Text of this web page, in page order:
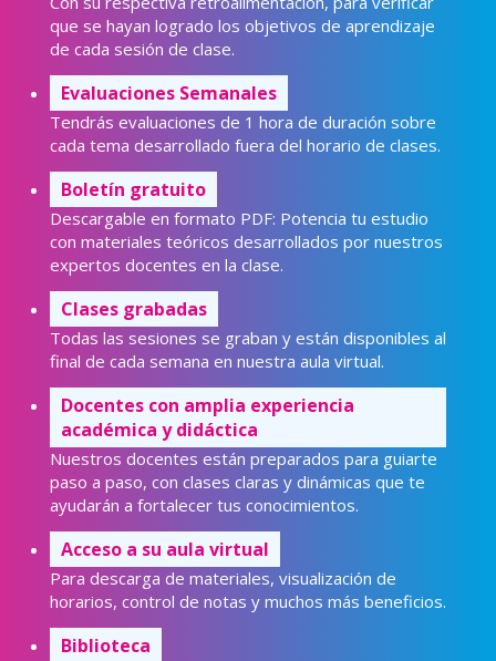
que se hayan logrado los objetivos de aprendizaje
de cada sesión de clase.
Evaluaciones Semanales
Tendrás evaluaciones de 1 hora de duración sobre
cada tema desarrollado fuera del horario de clases.
Boletín gratuito
Descargable en formato PDF: Potencia tu estudio
con materiales teóricos desarrollados por nuestros
expertos docentes en la clase.
Clases grabadas
Todas las sesiones se graban y están disponibles al
final de cada semana en nuestra aula virtual.
Docentes con amplia experiencia
académica y didáctica
Nuestros docentes están preparados para guiarte
paso a paso, con clases claras y dinámicas que te
ayudarán a fortalecer tus conocimientos.
Acceso a su aula virtual
Para descarga de materiales, visualización de
horarios, control de notas y muchos más beneficios.
Biblioteca